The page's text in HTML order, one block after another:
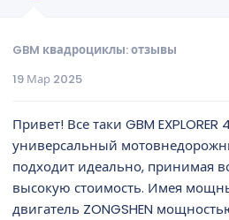
GBM квадроциклы: отзывы
19 Мар 2025
Привет! Все таки GBM EXPLORER
универсальный
подходит идеально, принимая
высокую стоимость. Имея
двигатель ZONGSHEN